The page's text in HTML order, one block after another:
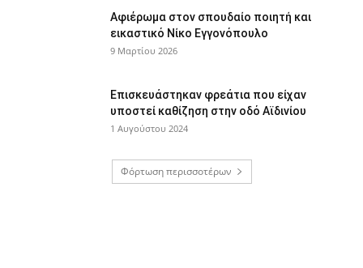
Αφιέρωμα στον σπουδαίο ποιητή και
εικαστικό Νίκο Εγγονόπουλο
9 Μαρτίου 2026
Επισκευάστηκαν φρεάτια που είχαν
υποστεί καθίζηση στην οδό Αϊδινίου
1 Αυγούστου 2024
Φόρτωση περισσοτέρων